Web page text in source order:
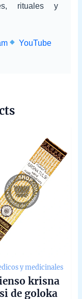
rituales y
YouTube
y medicinales
krisna
de goloka